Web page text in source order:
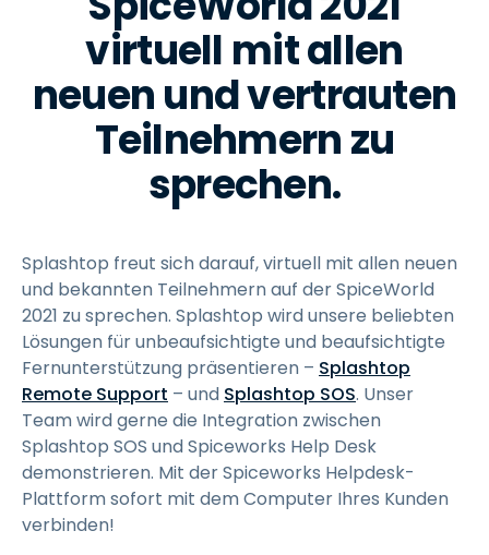
virtuell mit allen
neuen und vertrauten
Teilnehmern zu
sprechen.
Splashtop freut sich darauf, virtuell mit allen neuen
und bekannten Teilnehmern auf der SpiceWorld
2021 zu sprechen. Splashtop wird unsere beliebten
Lösungen für unbeaufsichtigte und beaufsichtigte
Fernunterstützung präsentieren – Splashtop
Remote Support – und Splashtop SOS. Unser
Team wird gerne die Integration zwischen
Splashtop SOS und Spiceworks Help Desk
demonstrieren. Mit der Spiceworks Helpdesk-
Plattform sofort mit dem Computer Ihres Kunden
verbinden!